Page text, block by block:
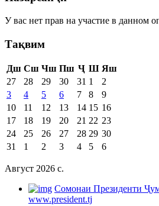
У вас нет прав на участие в данном
Тақвим
Дш Сш Чш Пш Ҷ Ш Яш
27
28 29 30 31 1
2
3
4 5 6 7 8
9
10
11 12 13 14 15 16
17
18 19 20 21 22 23
24
25 26 27 28 29 30
31
1 2 3 4 5 6
Август 2026 c.
Cомонаи Президенти
www.president.tj